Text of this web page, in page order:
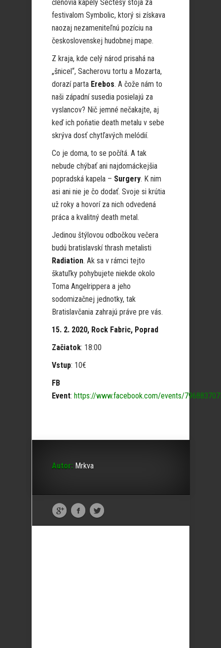
členovia kapely Sectesy stoja za
festivalom Symbolic, ktorý si získava
naozaj nezameniteľnú pozíciu na
československej hudobnej mape.
Z kraja, kde celý národ prisahá na
„šnicel“, Sacherovu tortu a Mozarta,
dorazí parta Erebos. A čože nám to
naši západní susedia posielajú za
vyslancov? Nič jemné nečakajte, aj
keď ich poňatie death metalu v sebe
skrýva dosť chytľavých melódií.
Co je doma, to se počítá. A tak
nebude chýbať ani najdomáckejšia
popradská kapela – Surgery. K nim
asi ani nie je čo dodať. Svoje si krútia
už roky a hovorí za nich odvedená
práca a kvalitný death metal.
Jedinou štýlovou odbočkou večera
budú bratislavskí thrash metalisti
Radiation. Ak sa v rámci tejto
škatuľky pohybujete niekde okolo
Toma Angelrippera a jeho
sodomizačnej jednotky, tak
Bratislavčania zahrajú práve pre vás.
15. 2. 2020, Rock Fabric, Poprad
Začiatok: 18:00
Vstup: 10€
FB
Event: https://www.facebook.com/events/
Autor: Mrkva